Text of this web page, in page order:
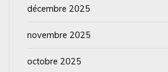
décembre 2025
novembre 2025
octobre 2025